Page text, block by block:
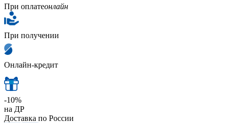
При оплатеонлайн
При получении
Онлайн-кредит
-10%
на ДР
Доставка по России